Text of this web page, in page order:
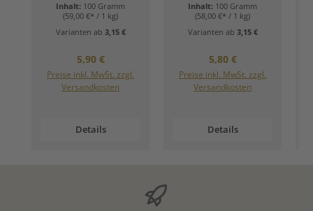
Inhalt: 100 Gramm
(59,00 €* / 1 kg)
Varianten ab 3,15 €
Regulärer Preis:
5,90 €
Preise inkl. MwSt. zzgl.
Versandkosten
Details
Inhalt: 100 Gramm
(58,00 €* / 1 kg)
Varianten ab 3,15 €
Regulärer Preis:
5,80 €
Preise inkl. MwSt. zzgl.
Versandkosten
Details